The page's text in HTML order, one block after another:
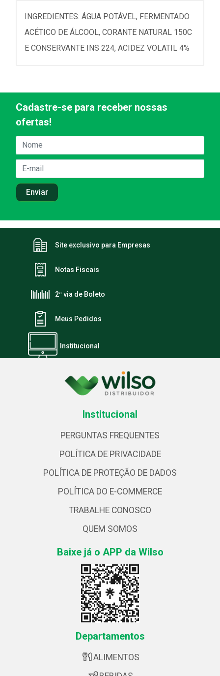
INGREDIENTES: ÁGUA POTÁVEL, FERMENTADO
ACÉTICO DE ÁLCOOL, CORANTE NATURAL 150C
E CONSERVANTE INS 224, ACIDEZ VOLATIL 4%
Cadastre-se para receber nossas
ofertas!
Site exclusivo para Empresas
Notas Fiscais
2ª via de Boleto
Meus Pedidos
Institucional
Institucional
PERGUNTAS FREQUENTES
POLÍTICA DE PRIVACIDADE
POLÍTICA DE PROTEÇÃO DE DADOS
POLÍTICA DO E-COMMERCE
TRABALHE CONOSCO
QUEM SOMOS
Baixe já o APP da Wilso
Departamentos
ALIMENTOS